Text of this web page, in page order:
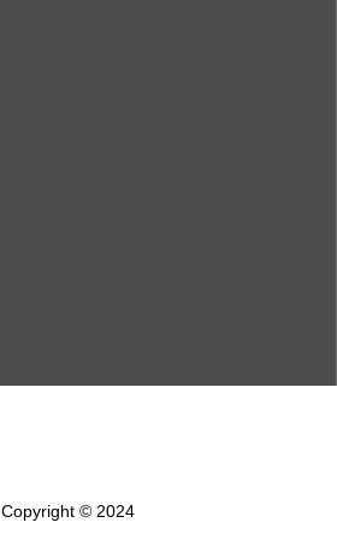
Copyright © 2024